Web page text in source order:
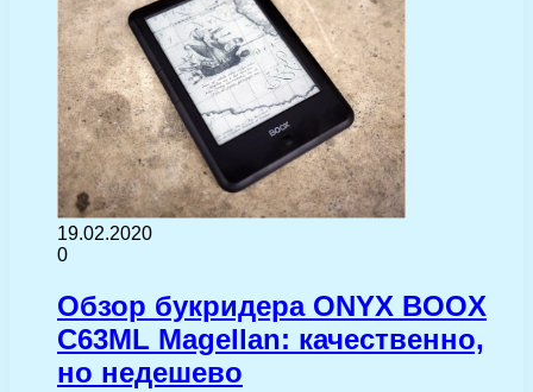
19.02.2020
0
Обзор букридера ONYX BOOX
C63ML Magellan: качественно,
но недешево